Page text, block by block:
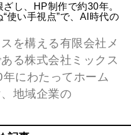
ざし、HP制作で約30年。
“使い手視点”で、AI時代の
を構える有限会社メ
る株式会社ミックス
にわたってホーム
地域企業の